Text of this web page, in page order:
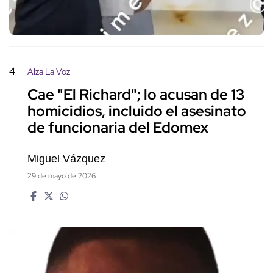
4 Alza La Voz
Cae "El Richard"; lo acusan de 13
homicidios, incluido el asesinato
de funcionaria del Edomex
Miguel Vázquez
29 de mayo de 2026